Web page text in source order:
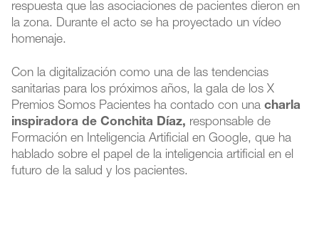
respuesta que las asociaciones de pacientes dieron en
la zona. Durante el acto se ha proyectado un vídeo
homenaje.
Con la digitalización como una de las tendencias
sanitarias para los próximos años, la gala de los X
Premios Somos Pacientes ha contado con unacharla
inspiradora de Conchita Díaz, responsable de
Formación en Inteligencia Artificial en Google, que ha
hablado sobre el papel de la inteligencia artificial en el
futuro de la salud y los pacientes.